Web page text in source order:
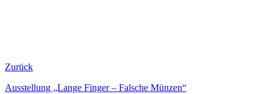
Zurück
Ausstellung „Lange Finger – Falsche Münzen“